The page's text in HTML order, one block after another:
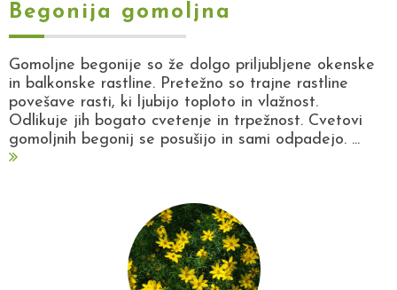
Begonija gomoljna
Gomoljne begonije so že dolgo priljubljene okenske
in balkonske rastline. Pretežno so trajne rastline
povešave rasti, ki ljubijo toploto in vlažnost.
Odlikuje jih bogato cvetenje in trpežnost. Cvetovi
gomoljnih begonij se posušijo in sami odpadejo. ...